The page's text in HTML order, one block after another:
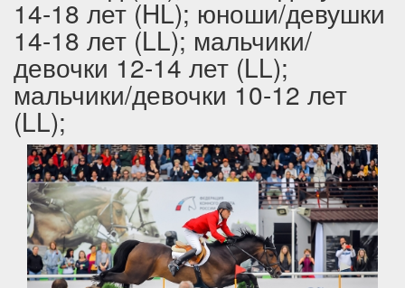
14-18 лет (HL); юноши/девушки
14-18 лет (LL); мальчики/
девочки 12-14 лет (LL);
мальчики/девочки 10-12 лет
(LL);